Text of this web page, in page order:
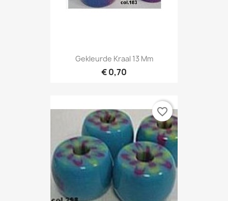
Gekleurde Kraal 13 Mm
€ 0,70
favorite_border